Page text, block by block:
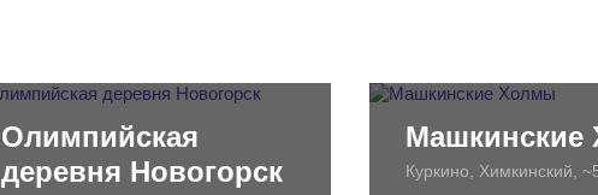
Олимпийская
деревня Новогорск
Машкинские
Куркино, Химкинский,